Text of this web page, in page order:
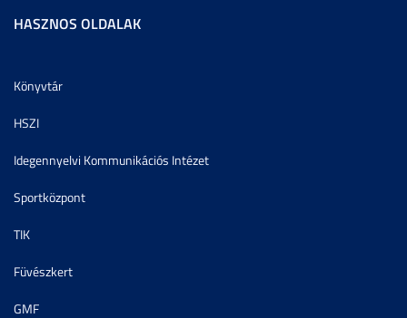
HASZNOS OLDALAK
Könyvtár
HSZI
Idegennyelvi Kommunikációs Intézet
Sportközpont
TIK
Füvészkert
GMF